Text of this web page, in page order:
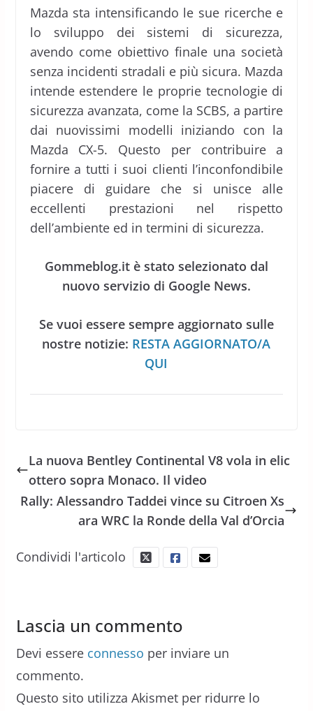
Mazda sta intensificando le sue ricerche e
lo sviluppo dei sistemi di sicurezza,
avendo come obiettivo finale una società
senza incidenti stradali e più sicura. Mazda
intende estendere le proprie tecnologie di
sicurezza avanzata, come la SCBS, a partire
dai nuovissimi modelli iniziando con la
Mazda CX-5. Questo per contribuire a
fornire a tutti i suoi clienti l’inconfondibile
piacere di guidare che si unisce alle
eccellenti prestazioni nel rispetto
dell’ambiente ed in termini di sicurezza.
Gommeblog.it è stato selezionato dal
nuovo servizio di Google News.
Se vuoi essere sempre aggiornato sulle
nostre notizie: RESTA AGGIORNATO/A
QUI
La nuova Bentley Continental V8 vola in elic
ottero sopra Monaco. Il video
Rally: Alessandro Taddei vince su Citroen Xs
ara WRC la Ronde della Val d’Orcia
Condividi l'articolo
Lascia un commento
Devi essere connesso per inviare un
commento.
Questo sito utilizza Akismet per ridurre lo